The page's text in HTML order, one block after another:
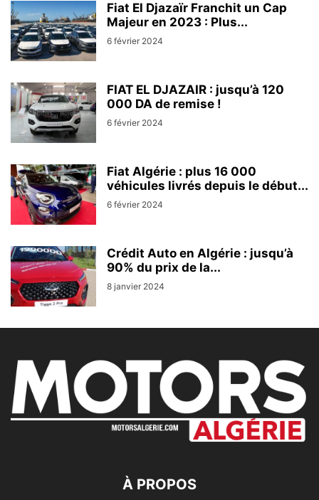
Fiat El Djazaïr Franchit un Cap
Majeur en 2023 : Plus...
6 février 2024
FIAT EL DJAZAIR : jusqu’à 120
000 DA de remise !
6 février 2024
Fiat Algérie : plus 16 000
véhicules livrés depuis le début...
6 février 2024
Crédit Auto en Algérie : jusqu’à
90% du prix de la...
8 janvier 2024
À PROPOS